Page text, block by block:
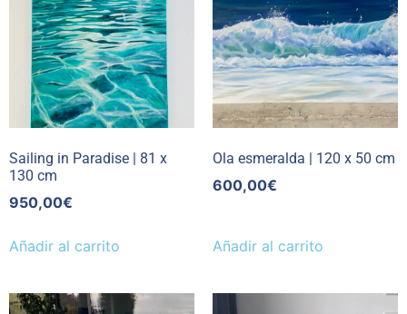
Sailing in Paradise | 81 x
130 cm
950,00€
Añadir al carrito
Ola esmeralda | 120 x 50 cm
600,00€
Añadir al carrito